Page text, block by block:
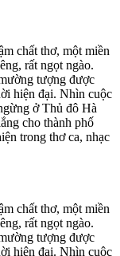
chất thơ, một miền
rất ngọt ngào.
tượng được
hiện đại. Nhìn cuộc
ở Thủ đô Hà
cho thành phố
trong thơ ca, nhạc
chất thơ, một miền
rất ngọt ngào.
tượng được
hiện đại. Nhìn cuộc